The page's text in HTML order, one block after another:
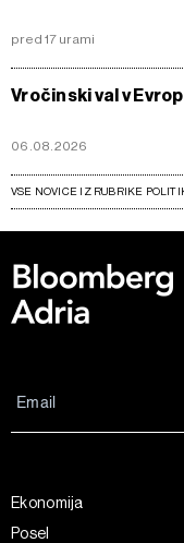
pred 17 urami
Vročinski val v
06.08.2026
VSE NOVICE IZ RUBRIKE
Ekonomija
Posel